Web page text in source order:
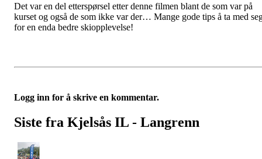
Det var en del etterspørsel etter denne filmen blant de som var på
kurset og også de som ikke var der… Mange gode tips å ta med
for en enda bedre skiopplevelse!
Logg inn for å skrive en kommentar.
Siste fra Kjelsås IL - Langrenn